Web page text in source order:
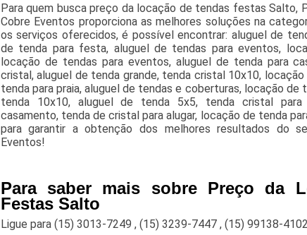
Para quem busca preço da locação de tendas festas Salto,
Cobre Eventos proporciona as melhores soluções na
os serviços oferecidos, é possível encontrar: aluguel de
de tenda para festa, aluguel de tendas para eventos,
locação de tendas para eventos, aluguel de tenda para
cristal, aluguel de tenda grande, tenda cristal 10x10,
tenda para praia, aluguel de tendas e coberturas, locação de
tenda 10x10, aluguel de tenda 5x5, tenda cristal
casamento, tenda de cristal para alugar, locação de tenda
para garantir a obtenção dos melhores resultados do
Eventos!
Para saber mais sobre Preço da
Festas Salto
Ligue para (15) 3013-7249 , (15) 3239-7447 , (15) 99138-4102